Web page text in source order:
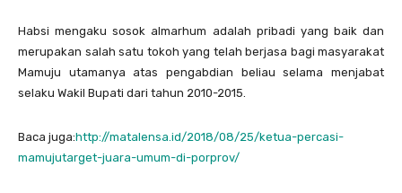
Habsi mengaku sosok almarhum adalah pribadi yang baik dan
merupakan salah satu tokoh yang telah berjasa bagi masyarakat
Mamuju utamanya atas pengabdian beliau selama menjabat
selaku Wakil Bupati dari tahun 2010-2015.
Baca juga:http://matalensa.id/2018/08/25/ketua-percasi-
mamujutarget-juara-umum-di-porprov/